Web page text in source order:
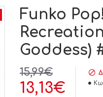
Funko
Goddess)
13,13€
15,99€